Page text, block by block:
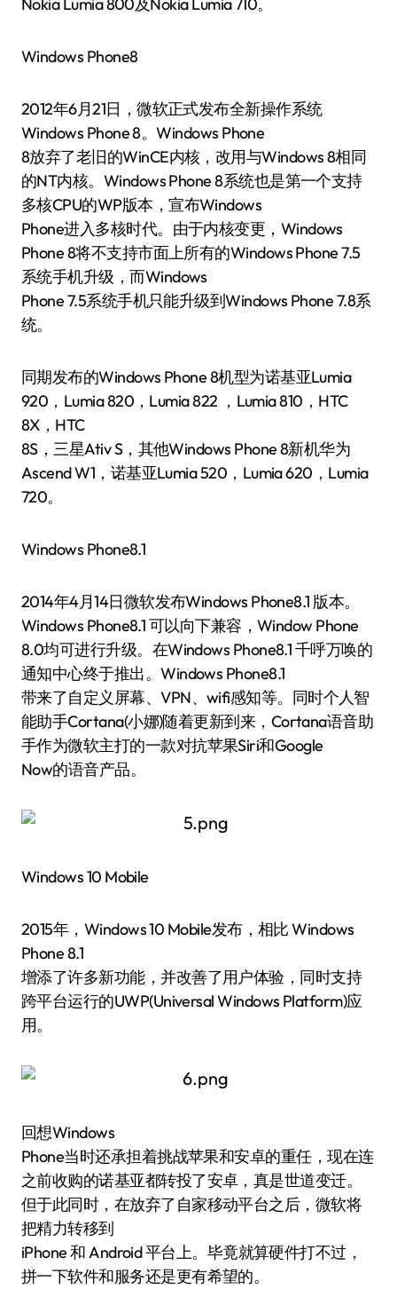
Windows Phone8
2012年6月21日，微软正式发布全新操作系统
Windows Phone 8。Windows Phone
8放弃了老旧的WinCE内核，改用与Windows 8相同
的NT内核。Windows Phone 8系统也是第一个支持
多核CPU的WP版本，宣布Windows
Phone进入多核时代。由于内核变更，Windows
Phone 8将不支持市面上所有的Windows Phone 7.5
系统手机升级，而Windows
Phone 7.5系统手机只能升级到Windows Phone 7.8系
统。
同期发布的Windows Phone 8机型为诺基亚Lumia
920，Lumia 820，Lumia 822 ，Lumia 810，HTC
8X，HTC
8S，三星Ativ S，其他Windows Phone 8新机华为
Ascend W1，诺基亚Lumia 520，Lumia 620，Lumia
720。
Windows Phone8.1
2014年4月14日微软发布Windows Phone8.1 版本。
Windows Phone8.1 可以向下兼容，Window Phone
8.0均可进行升级。在Windows Phone8.1 千呼万唤的
通知中心终于推出。Windows Phone8.1
带来了自定义屏幕、VPN、wifi感知等。同时个人智
能助手Cortana(小娜)随着更新到来，Cortana语音助
手作为微软主打的一款对抗苹果Siri和Google
Now的语音产品。
Windows 10 Mobile
2015年，Windows 10 Mobile发布，相比 Windows
Phone 8.1
增添了许多新功能，并改善了用户体验，同时支持
跨平台运行的UWP(Universal Windows Platform)应
用。
回想Windows
Phone当时还承担着挑战苹果和安卓的重任，现在连
之前收购的诺基亚都转投了安卓，真是世道变迁。
但于此同时，在放弃了自家移动平台之后，微软将
把精力转移到
iPhone 和 Android 平台上。毕竟就算硬件打不过，
拼一下软件和服务还是更有希望的。